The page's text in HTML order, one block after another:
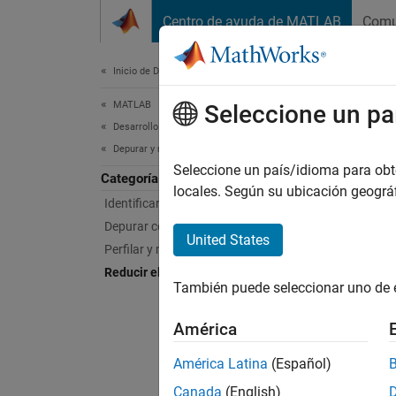
Centro de ayuda de MATLAB
Inicio de Documentación
MATLAB
Desarrollo de software
Depurar y mejorar código
Categoría
Identificar problemas de código
Depurar código
Perfilar y mejorar el rendimiento
Reducir el uso de memoria
Seleccione un
Seleccione un país/idioma para
locales. Según su ubicación
United States
También puede seleccionar uno
América
América Latina (Español)
Canada (English)